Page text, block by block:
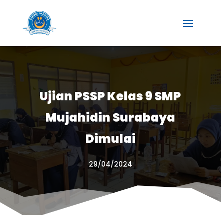
Ujian PSSP Kelas 9 SMP
Mujahidin Surabaya
Dimulai
29/04/2024